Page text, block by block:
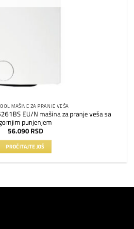
MAŠINE ZA PRANJE VEŠA
EU/N mašina za pranje veša sa
punjenjem
56.090 RSD
PROČITAJTE JOŠ